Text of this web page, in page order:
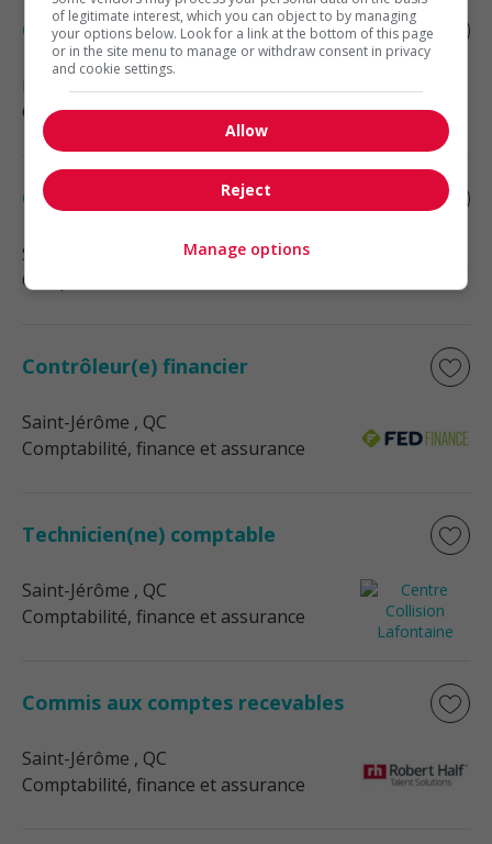
Cpa
Prévost, QC
Comptabilité, finance et assurance
Contrôleur financier
Saint-Jérôme
Comptabilité, finance et assurance
Contrôleur(e) financier
Saint-Jérôme , QC
Comptabilité, finance et assurance
Technicien(ne) comptable
Saint-Jérôme , QC
Comptabilité, finance et assurance
Commis aux comptes recevables
Saint-Jérôme , QC
Comptabilité, finance et assurance
of legitimate interest, which you can object to by managing
your options below. Look for a link at the bottom of this page
or in the site menu to manage or withdraw consent in privacy
and cookie settings.
Allow
Reject
Manage options